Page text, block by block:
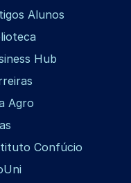
Alunos
Hub
Agro
Confúcio